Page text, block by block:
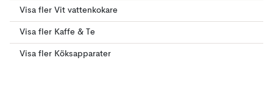
Visa fler Vit vattenkokare
Visa fler Kaffe & Te
Visa fler Köksapparater